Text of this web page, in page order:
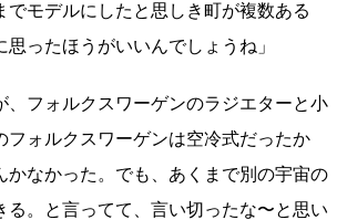
でモデルにしたと思しき町が複数ある
ったほうがいいんでしょうね」
、フォルクスワーゲンのラジエターと小
フォルクスワーゲンは空冷式だったか
かなかった。でも、あくまで別の宇宙の
る。と言ってて、言い切ったな〜と思い